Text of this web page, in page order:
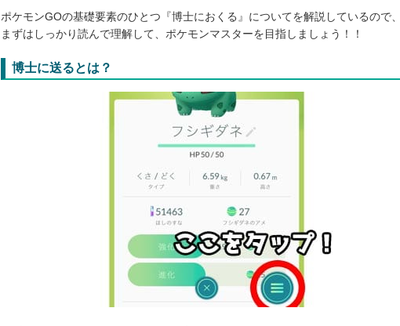
ポケモンGOの基礎要素のひとつ『博士におくる』についてを解説しているので、
まずはしっかり読んで理解して、ポケモンマスターを目指しましょう！！
博士に送るとは？